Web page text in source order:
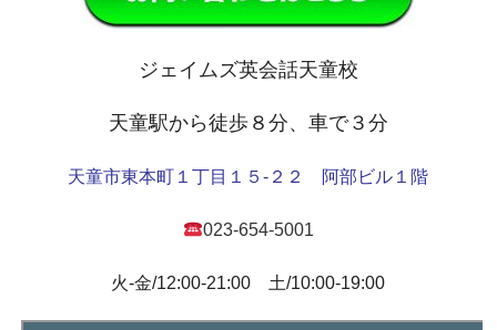
ジェイムズ英会話天童校
天童駅から徒歩８分、車で３分
天童市東本町１丁目１５-２２ 阿部ビル１階
023-654-5001
火-金/12:00-21:00 土/10:00-19:00